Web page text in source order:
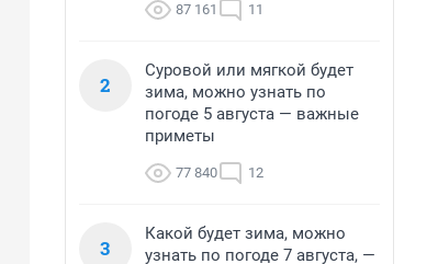
87 161 11
2
Суровой или мягкой будет
зима, можно узнать по
погоде 5 августа — важные
приметы
77 840 12
3
Какой будет зима, можно
узнать по погоде 7 августа, —